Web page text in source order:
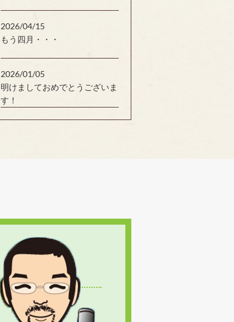
2026/04/15
もう四月・・・
2026/01/05
明けましておめでとうございま
す！